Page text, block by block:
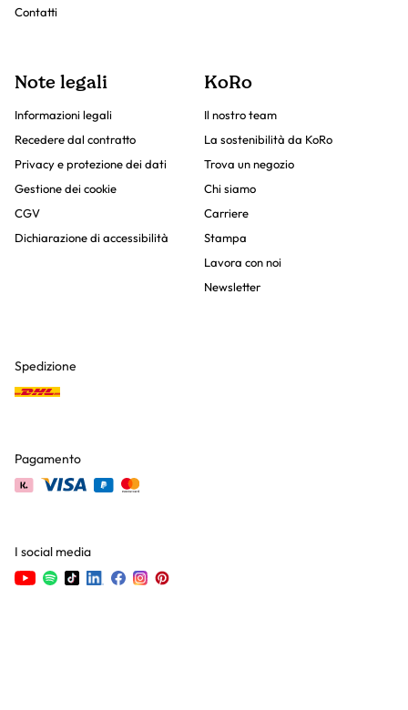
Contatti
Note legali
Informazioni legali
Recedere dal contratto
Privacy e protezione dei dati
Gestione dei cookie
CGV
Dichiarazione di accessibilità
KoRo
Il nostro team
La sostenibilità da KoRo
Trova un negozio
Chi siamo
Carriere
Stampa
Lavora con noi
Newsletter
Spedizione
Pagamento
I social media